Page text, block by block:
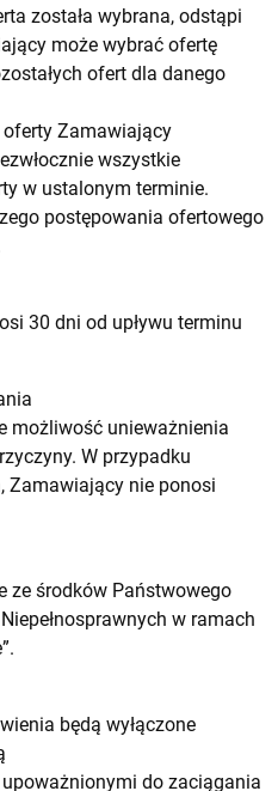
została wybrana, odstąpi
może wybrać ofertę
ofert dla danego
oferty Zamawiający
wszystkie
w ustalonym terminie.
postępowania ofertowego
30 dni od upływu terminu
możliwość unieważnienia
W przypadku
Zamawiający nie ponosi
ze środków Państwowego
w ramach
będą wyłączone
do zaciągania